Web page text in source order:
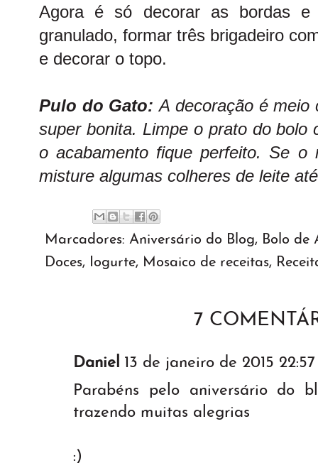
Agora é só decorar as bordas e
granulado, formar três brigadeiro
e decorar o topo.
Pulo do Gato:A decoração é meio
super bonita. Limpe o prato do bolo
o acabamento fique perfeito. Se o
misture algumas colheres de leite
Marcadores: Aniversário do Blog, Bolo de
Doces, Iogurte, Mosaico de receitas,
7
Daniel 13 de janeiro de 2015 22:57
Parabéns pelo aniversário do
trazendo muitas alegrias
:)